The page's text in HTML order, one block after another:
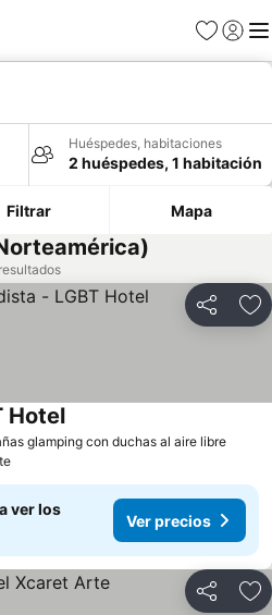
Favoritos
Iniciar
Huéspedes, habitaciones
2 huéspedes, 1 habitación
Filtrar Mapa
Compartir
glamping con duchas al aire libre
Hotel
ver los
Ver precios
Compartir